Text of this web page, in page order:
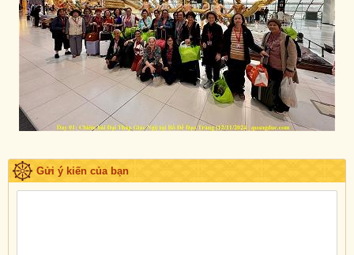
Gửi ý kiến của bạn